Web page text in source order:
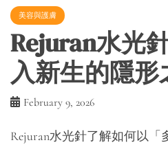
美容與護膚
Rejuran水光
入新生的隱形
February 9, 2026
Rejuran水光針了解如何以